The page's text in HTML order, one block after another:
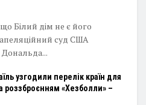
Білий дім не є його
суд США
Дональда...
узгодили перелік країн для
роззброєнням «Хезболли» –